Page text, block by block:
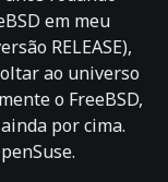
em meu
RELEASE),
ao universo
o FreeBSD,
por cima.